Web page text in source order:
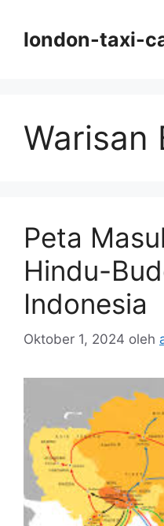
london-taxi-
Warisan
Peta
Hindu-
Indonesia
Oktober 1, 2024 oleh